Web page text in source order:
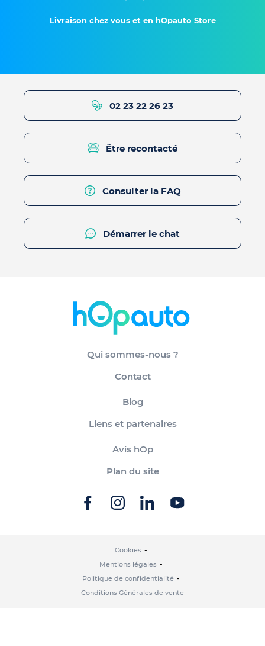
Livraison chez vous et en hOpauto Store
02 23 22 26 23
Être recontacté
Consulter la FAQ
Démarrer le chat
Qui sommes-nous ?
Contact
Blog
Liens et partenaires
Avis hOp
Plan du site
Cookies
Mentions légales
Politique de confidentialité
Conditions Générales de vente